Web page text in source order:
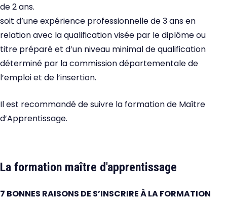
de 2 ans.
soit d’une expérience professionnelle de 3 ans en
relation avec la qualification visée par le diplôme ou
titre préparé et d’un niveau minimal de qualification
déterminé par la commission départementale de
l’emploi et de l’insertion.
Il est recommandé de suivre la formation de Maître
d’Apprentissage.
La formation maître d'apprentissage
7 BONNES RAISONS DE S’INSCRIRE À LA FORMATION